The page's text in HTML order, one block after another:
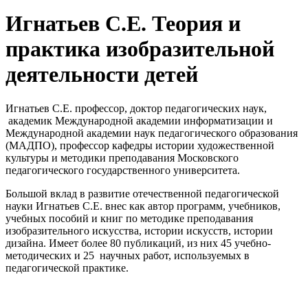
Игнатьев С.Е. Теория и
практика изобразительной
деятельности детей
Игнатьев С.Е. профессор, доктор педагогических наук,
академик Международной академии информатизации и
Международной академии наук педагогического образования
(МАДПО), профессор кафедры истории художественной
культуры и методики преподавания Московского
педагогического государственного университета.
Большой вклад в развитие отечественной педагогической
науки Игнатьев С.Е. внес как автор программ, учебников,
учебных пособий и книг по методике преподавания
изобразительного искусства, истории искусств, истории
дизайна. Имеет более 80 публикаций, из них 45 учебно-
методических и 25 научных работ, используемых в
педагогической практике.